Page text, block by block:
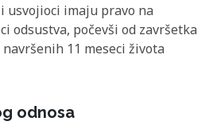
usvojioci imaju pravo na
odsustva, počevši od završetka
11 meseci života
odnosa